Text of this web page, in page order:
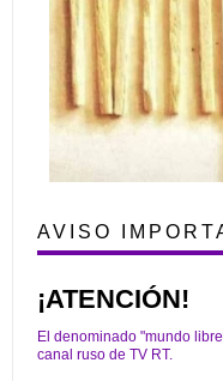
AVISO
¡ATENCIÓN!
El denominado "mundo
canal ruso de TV RT.